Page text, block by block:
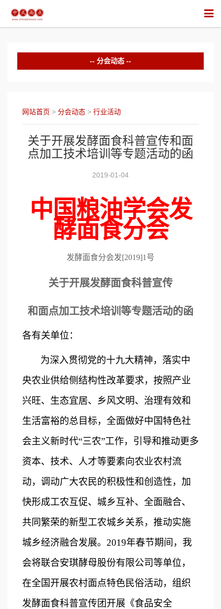
分会动态
行业竞赛
网站首页 > 分会动态 > 行业活动
关于开展发酵面食科普宣传和面
点加工技术培训等专题活动的函
2019-01-04
中国粮油学会发
酵面食分会
发酵面食分会发[2019]1 号
关于开展发酵面食科普宣传
和面点加工技术培训等专题活动的函
各有关单位：
为深入贯彻党的十九大精神，落实中
央农业供给侧结构性改革要求，按照产业
兴旺、生态宜居、乡风文明、治理有效和
生活富裕的总目标，全面做好中国特色社
会主义新时代“三农”工作，引导和推动更多
资本、技术、人才等要素向农业农村流
动，调动广大农民的积极性和创造性，加
快形成工农互促、城乡互补、全面融合、
共同繁荣的新型工农城乡关系，推动实施
城乡经济融合发展。2019年春节期间，我
会将联合安琪酵母股份有限公司等单位，
在全国开展农村面点特色民俗活动，组织
发酵面食科普宣传团开展《食品安全